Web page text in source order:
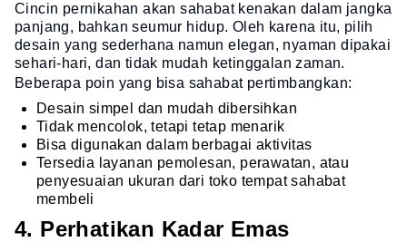
Cincin pernikahan akan sahabat kenakan dalam jangka
panjang, bahkan seumur hidup. Oleh karena itu, pilih
desain yang sederhana namun elegan, nyaman dipakai
sehari-hari, dan tidak mudah ketinggalan zaman.
Beberapa poin yang bisa sahabat pertimbangkan:
Desain simpel dan mudah dibersihkan
Tidak mencolok, tetapi tetap menarik
Bisa digunakan dalam berbagai aktivitas
Tersedia layanan pemolesan, perawatan, atau
penyesuaian ukuran dari toko tempat sahabat
membeli
4. Perhatikan Kadar Emas